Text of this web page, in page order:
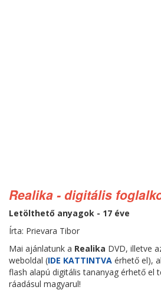
Realika - digitális
Letölthető anyagok - 17 éve
Írta: Prievara Tibor
Mai ajánlatunk a Realika DVD, illetve
weboldal (IDE KATTINTVA érhető el),
flash alapú digitális tananyag érhető el
ráadásul magyarul!